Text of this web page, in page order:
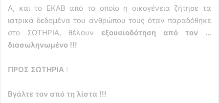
Α, και το ΕΚΑΒ από το οποίο η οικογένεια ζήτησε τα
ιατρικά δεδομένα του ανθρώπου τους όταν παραδόθηκε
στο ΣΩΤΗΡΙΑ, θέλουν εξουσιοδότηση από τον …
διασωληνωμένο !!!
ΠΡΟΣ ΣΩΤΗΡΙΑ :
Βγάλτε τον από τη λίστα !!!